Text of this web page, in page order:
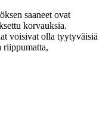
saaneet ovat
korvauksia.
voisivat olla tyytyväisiä
riippumatta,